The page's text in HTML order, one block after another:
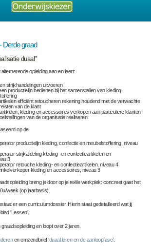
Derde graad
duaal"
opleiding aan en leert:
strijkhandelingen uitvoeren
productielijn bedienen bij het samenstellen van kleding,
efficiënt retoucheren rekening houdend met de verwachte
van de klant
kleding en accessoires verkopen aan particuliere klanten
van de organisatie realiseren
op de
productielijn kleding, confectie en meubelstoffering, niveau
strijkafdeling kleding- en confectieartikelen en
3
retouche kleding- en confectieartikelen, niveau 4
kleding en accessoires, niveau 3
breng je door op je reële werkplek: concreet gaat het
week (op jaarbasis).
er een curriculumdossier. Hierin staat gedetailleerd wat jij
'Lessen'.
en loopt over 2 jaren.
en omzendbrief ‘duaal leren en de aanloopfase’.